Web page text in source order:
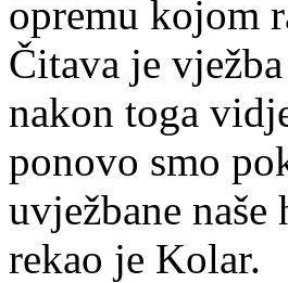
opremu kojom
Čitava je
nakon toga
ponovo smo
uvježbane
rekao je Kolar.